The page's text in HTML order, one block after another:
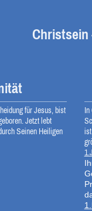
Christsein
für Jesus, bist
Jetzt lebt
Seinen Heiligen
In